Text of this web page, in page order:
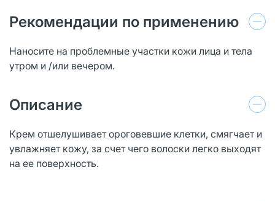
Рекомендации по применению
Наносите на проблемные участки кожи лица и тела
утром и /или вечером.
Описание
Крем отшелушивает ороговевшие клетки, смягчает и
увлажняет кожу, за счет чего волоски легко выходят
на ее поверхность.